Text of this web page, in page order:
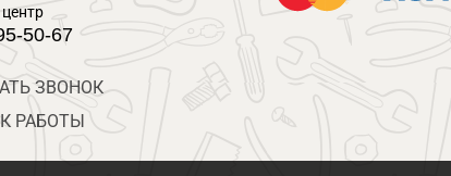
50-67
ЗВОНОК
РАБОТЫ